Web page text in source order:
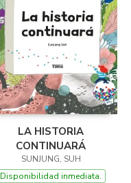
LA HISTORIA
CONTINUARÁ
SUNJUNG, SUH
Disponibilidad inmediata.